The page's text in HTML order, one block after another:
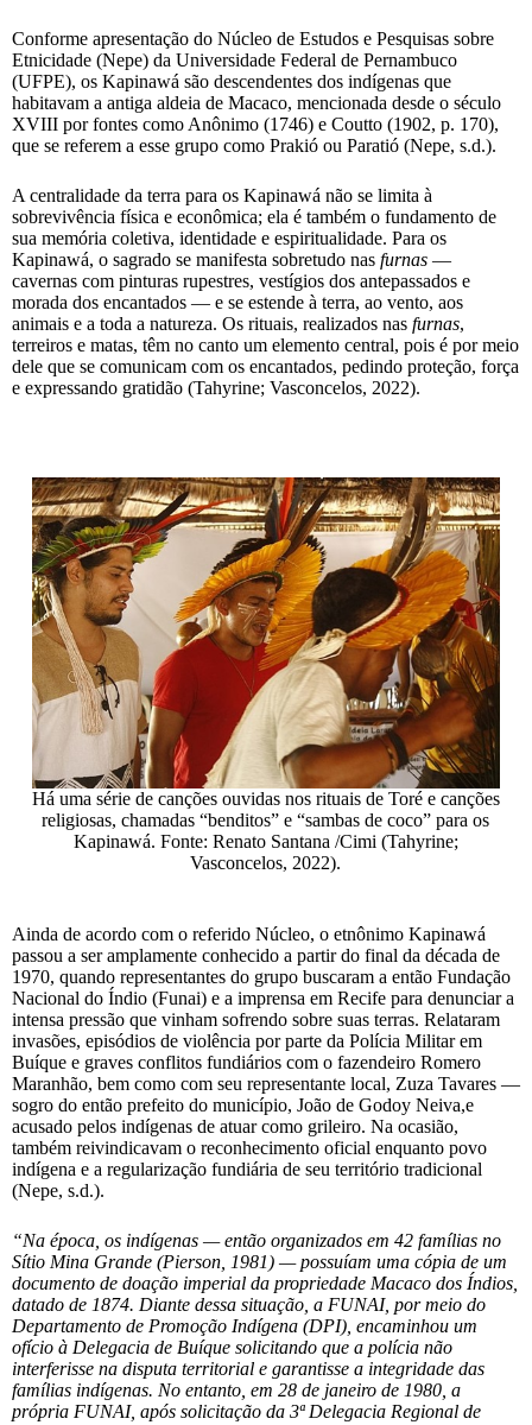
Conforme apresentação do Núcleo de Estudos e Pesquisas sobre
Etnicidade (Nepe) da Universidade Federal de Pernambuco
(UFPE), os Kapinawá são descendentes dos indígenas que
habitavam a antiga aldeia de Macaco, mencionada desde o século
XVIII por fontes como Anônimo (1746) e Coutto (1902, p. 170),
que se referem a esse grupo como Prakió ou Paratió (Nepe, s.d.).
A centralidade da terra para os Kapinawá não se limita à
sobrevivência física e econômica; ela é também o fundamento de
sua memória coletiva, identidade e espiritualidade. Para os
Kapinawá, o sagrado se manifesta sobretudo nas furnas —
cavernas com pinturas rupestres, vestígios dos antepassados e
morada dos encantados — e se estende à terra, ao vento, aos
animais e a toda a natureza. Os rituais, realizados nas furnas,
terreiros e matas, têm no canto um elemento central, pois é por meio
dele que se comunicam com os encantados, pedindo proteção, força
e expressando gratidão (Tahyrine; Vasconcelos, 2022).
Há uma série de canções ouvidas nos rituais de Toré e canções
religiosas, chamadas “benditos” e “sambas de coco” para os
Kapinawá. Fonte: Renato Santana /Cimi (Tahyrine;
Vasconcelos, 2022).
Ainda de acordo com o referido Núcleo, o etnônimo Kapinawá
passou a ser amplamente conhecido a partir do final da década de
1970, quando representantes do grupo buscaram a então Fundação
Nacional do Índio (Funai) e a imprensa em Recife para denunciar a
intensa pressão que vinham sofrendo sobre suas terras. Relataram
invasões, episódios de violência por parte da Polícia Militar em
Buíque e graves conflitos fundiários com o fazendeiro Romero
Maranhão, bem como com seu representante local, Zuza Tavares —
sogro do então prefeito do município, João de Godoy Neiva,e
acusado pelos indígenas de atuar como grileiro. Na ocasião,
também reivindicavam o reconhecimento oficial enquanto povo
indígena e a regularização fundiária de seu território tradicional
(Nepe, s.d.).
“Na época, os indígenas — então organizados em 42 famílias no
Sítio Mina Grande (Pierson, 1981) — possuíam uma cópia de um
documento de doação imperial da propriedade Macaco dos Índios,
datado de 1874. Diante dessa situação, a FUNAI, por meio do
Departamento de Promoção Indígena (DPI), encaminhou um
ofício à Delegacia de Buíque solicitando que a polícia não
interferisse na disputa territorial e garantisse a integridade das
famílias indígenas. No entanto, em 28 de janeiro de 1980, a
própria FUNAI, após solicitação da 3ª Delegacia Regional de